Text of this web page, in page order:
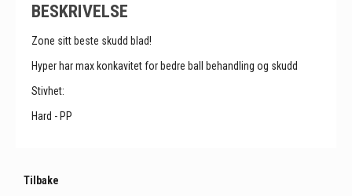
BESKRIVELSE
Zone sitt beste skudd blad!
Hyper har max konkavitet for bedre ball behandling og skudd
Stivhet:
Hard - PP
Tilbake